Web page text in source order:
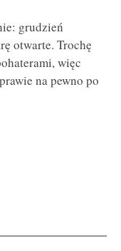
grudzień
otwarte. Trochę
więc
na pewno po